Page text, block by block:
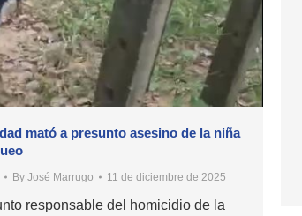
mató a presunto asesino de la niña
By José Marrugo 11 de diciembre de 2025
responsable del homicidio de la